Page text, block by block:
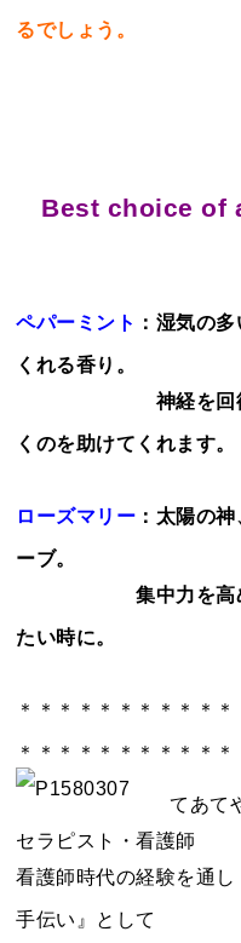
るでしょう。
Best choice of
ペパーミント ：湿気の
くれる香り。
神経を回復し、
くのを助けてくれます。
ローズマリー ：太陽の
ーブ。
集中力を高め、自
たい時に。
＊＊＊＊＊＊＊＊＊＊
＊＊＊＊＊＊＊＊＊＊＊
てあて
セラピスト・看護師
看護師時代の経験を通
手伝い』として